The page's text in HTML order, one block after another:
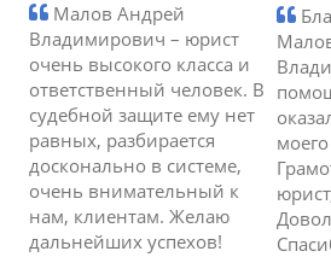
Малов Андрей
Владимирович – юрист
очень высокого класса и
ответственный человек. В
судебной защите ему нет
равных, разбирается
досконально в системе,
очень внимательный к
нам, клиентам. Желаю
дальнейших успехов!